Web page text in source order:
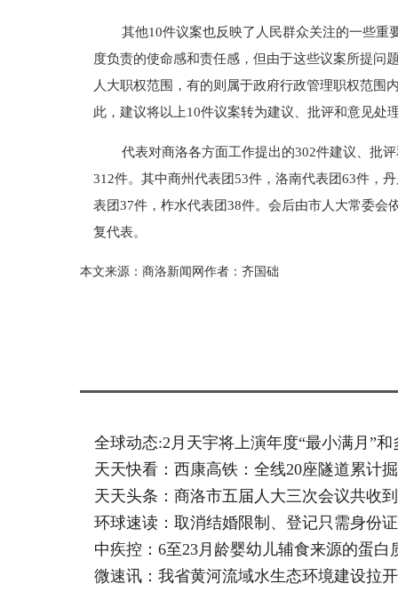
其他10件议案也反映了人民群众关注的一些
度负责的使命感和责任感，但由于这些议案所提问
人大职权范围，有的则属于政府行政管理职权范围
此，建议将以上10件议案转为建议、批评和意见处
代表对商洛各方面工作提出的302件建议、批
312件。其中商州代表团53件，洛南代表团63件，
表团37件，柞水代表团38件。会后由市人大常委
复代表。
本文来源：商洛新闻网作者：齐国础
全球动态:2月天宇将上演年度“最小满月”和
天天快看：西康高铁：全线20座隧道累计
天天头条：商洛市五届人大三次会议共收
环球速读：取消结婚限制、登记只需身
中疾控：6至23月龄婴幼儿辅食来源的蛋白
微速讯：我省黄河流域水生态环境建设拉